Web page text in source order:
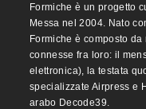
Formiche è un progetto
Messa nel 2004. Nato
Formiche è composto
connesse fra loro: il
elettronica), la testata
specializzate Airpress e
arabo Decode39.